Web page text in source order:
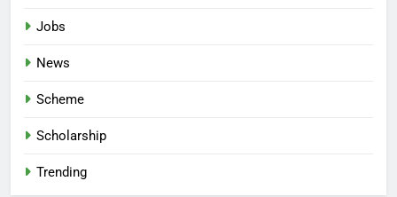
Jobs
News
Scheme
Scholarship
Trending